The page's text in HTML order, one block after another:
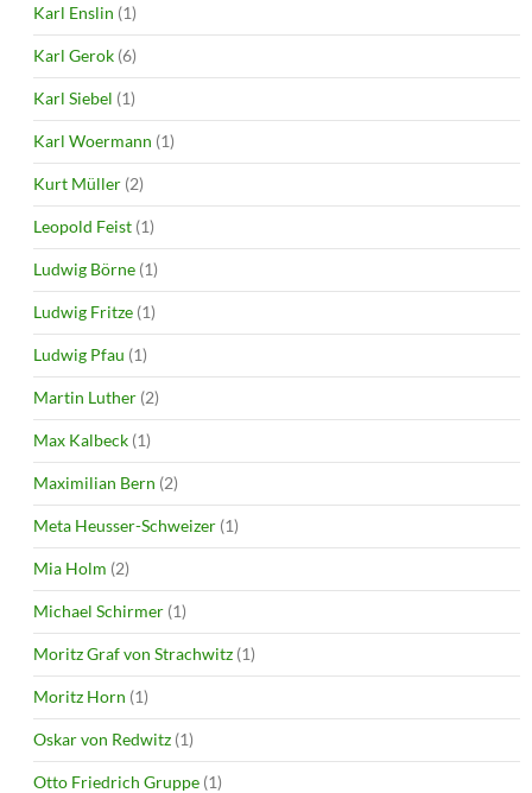
Karl Enslin (1)
Karl Gerok (6)
Karl Siebel (1)
Karl Woermann (1)
Kurt Müller (2)
Leopold Feist (1)
Ludwig Börne (1)
Ludwig Fritze (1)
Ludwig Pfau (1)
Martin Luther (2)
Max Kalbeck (1)
Maximilian Bern (2)
Meta Heusser-Schweizer (1)
Mia Holm (2)
Michael Schirmer (1)
Moritz Graf von Strachwitz (1)
Moritz Horn (1)
Oskar von Redwitz (1)
Otto Friedrich Gruppe (1)